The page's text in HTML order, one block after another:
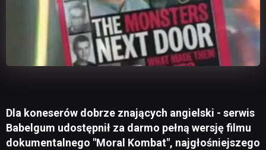
Dla koneserów dobrze znających angielski - serwis
Babelgum udostępnił za darmo pełną wersję filmu
dokumentalnego "Moral Kombat", najgłośniejszego